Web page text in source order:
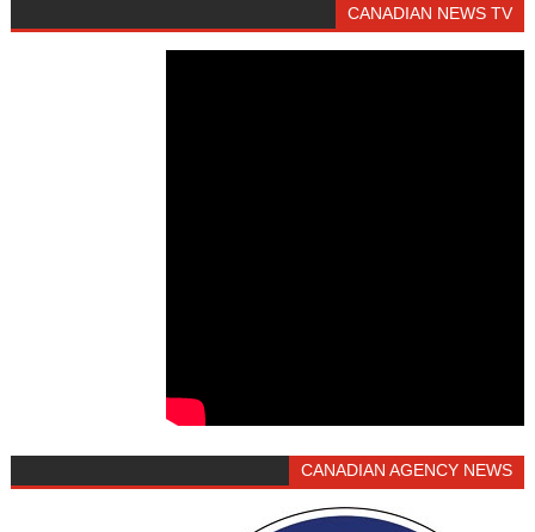
CANADIAN NEWS TV
CANADIAN AGENCY NEWS